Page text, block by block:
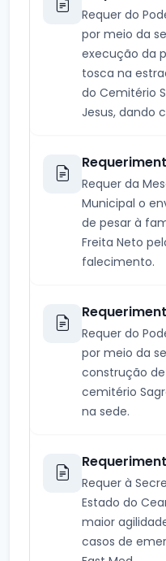
Requer do
por meio da
execução da
tosca na
do Cemitério
Jesus, dando
Requer da
Municipal o
de pesar à
Freita Neto
falecimento.
Requer do
por meio da
construção
cemitério
na sede.
Requer à
Estado do
maior
casos de